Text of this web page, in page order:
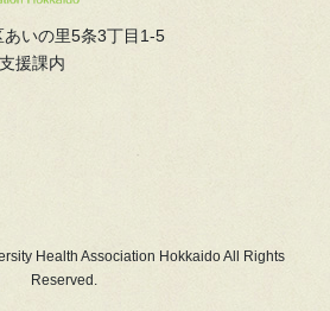
いの里5条3丁目1-5
援課内
Health Association Hokkaido All Rights
Reserved.